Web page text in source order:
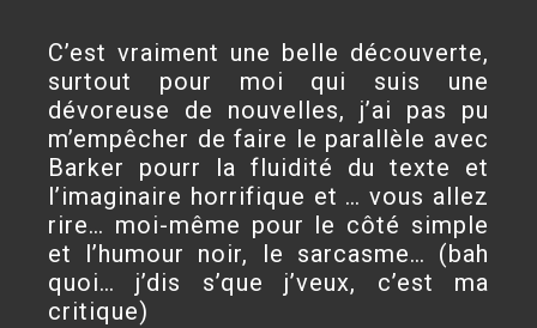
C’est vraiment une belle découverte,
surtout pour moi qui suis une
dévoreuse de nouvelles, j’ai pas pu
m’empêcher de faire le parallèle avec
Barker pourr la fluidité du texte et
l’imaginaire horrifique et … vous allez
rire… moi-même pour le côté simple
et l’humour noir, le sarcasme… (bah
quoi… j’dis s’que j’veux, c’est ma
critique)